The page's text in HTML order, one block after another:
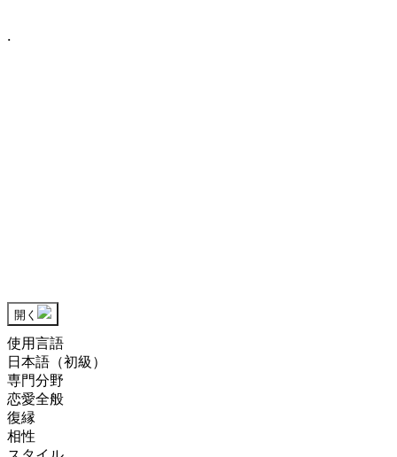
.
開く
使用言語
日本語（初級）
専門分野
恋愛全般
復縁
相性